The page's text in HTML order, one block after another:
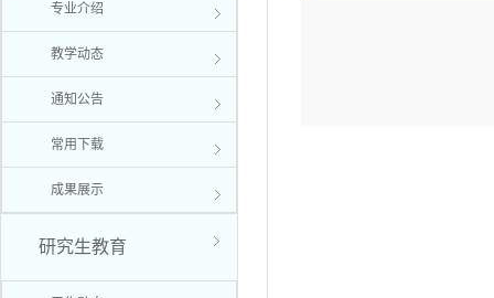
专业介绍
教学动态
通知公告
常用下载
成果展示
研究生教育